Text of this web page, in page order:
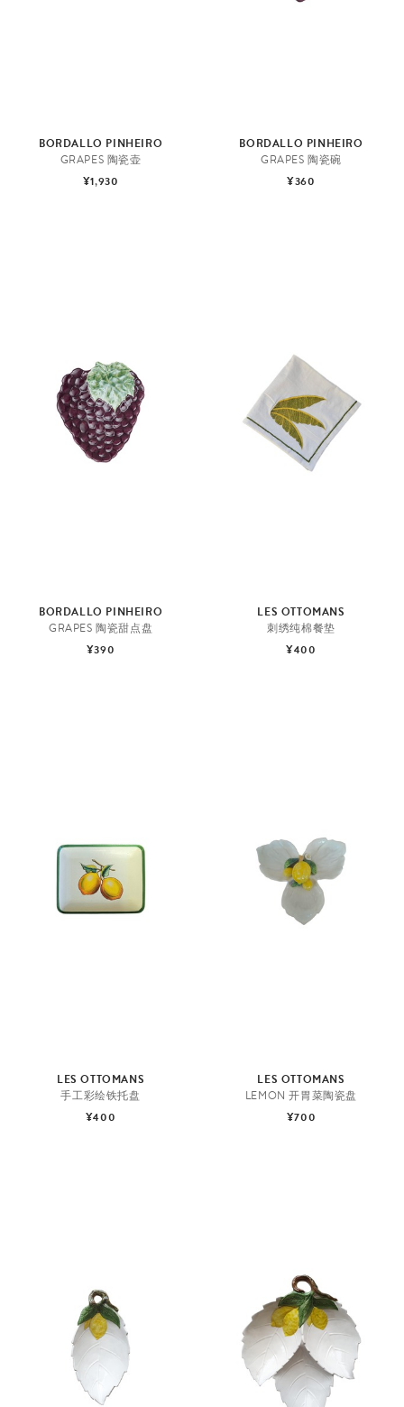
BORDALLO PINHEIRO
GRAPES 陶瓷壶
¥1,930
BORDALLO PINHEIRO
GRAPES 陶瓷碗
¥360
BORDALLO PINHEIRO
GRAPES 陶瓷甜点盘
¥390
LES OTTOMANS
刺绣纯棉餐垫
¥400
LES OTTOMANS
手工彩绘铁托盘
¥400
LES OTTOMANS
LEMON 开胃菜陶瓷盘
¥700